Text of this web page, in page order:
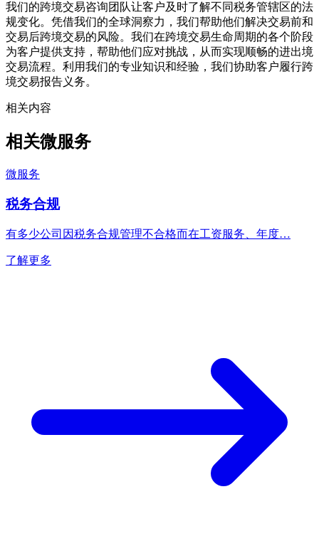
我们的跨境交易咨询团队让客户及时了解不同税务管辖区的法
规变化。凭借我们的全球洞察力，我们帮助他们解决交易前和
交易后跨境交易的风险。我们在跨境交易生命周期的各个阶段
为客户提供支持，帮助他们应对挑战，从而实现顺畅的进出境
交易流程。利用我们的专业知识和经验，我们协助客户履行跨
境交易报告义务。
相关内容
相关微服务
微服务
税务合规
有多少公司因税务合规管理不合格而在工资服务、年度…
了解更多